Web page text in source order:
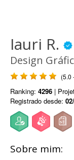
Iauri R.
Design
(5.0
Ranking: 4296 |
Registrado desde:
Sobre mim: